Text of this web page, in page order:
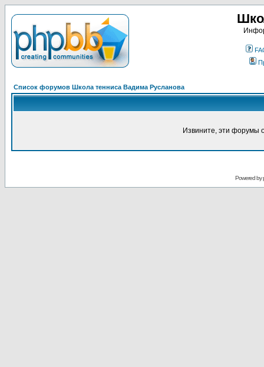
Список форумов Школа тенниса Вадима Русланова
Извините, эти форумы
Powered by